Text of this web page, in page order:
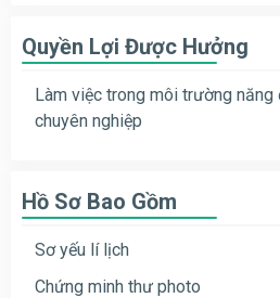
Quyền Lợi Được Hưởng
Làm việc trong môi trường năng
chuyên nghiệp
Hồ Sơ Bao Gồm
Sơ yếu lí lịch
Chứng minh thư photo